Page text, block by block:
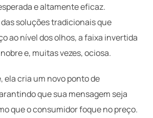
e altamente eficaz.
soluções tradicionais que
ao nível dos olhos, a faixa invertida
e, muitas vezes, ociosa.
ela cria um novo ponto de
que sua mensagem seja
que o consumidor foque no preço.